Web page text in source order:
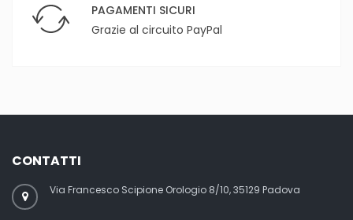
PAGAMENTI SICURI
Grazie al circuito PayPal
CONTATTI
Via Francesco Scipione Orologio 8/10, 35129 Padova